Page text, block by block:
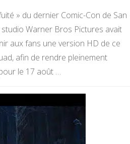
» du dernier Comic-Con de San
studio Warner Bros Pictures avait
aux fans une version HD de ce
afin de rendre pleinement
le 17 août …